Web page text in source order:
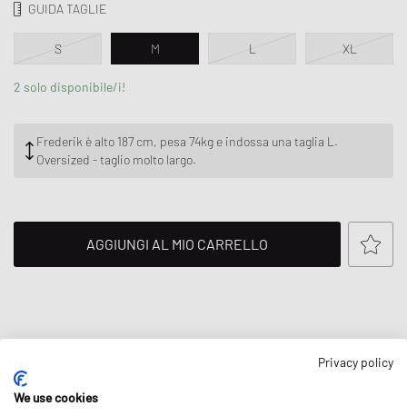
GUIDA TAGLIE
S M L XL
2 solo disponibile/i!
Frederik è alto 187 cm, pesa 74kg e indossa una taglia L.
Oversized - taglio molto largo.
AGGIUNGI AL MIO CARRELLO
La giacca Y-3 Raw Edge 3-Stripes Nylon reinterpreta i classici archivi
Privacy policy
We use cookies